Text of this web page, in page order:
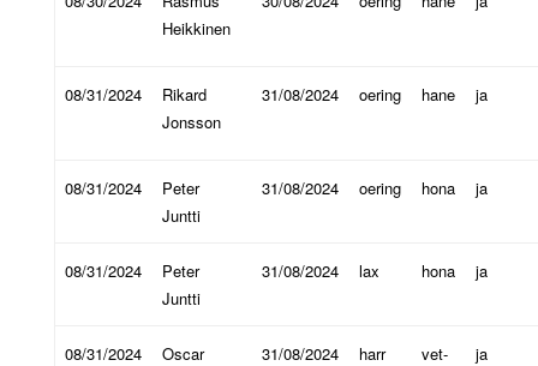
Heikkinen
08/31/2024
Rikard
Jonsson
31/08/2024 oering hane ja
08/31/2024
Peter
Juntti
31/08/2024 oering hona ja
08/31/2024
Peter
Juntti
31/08/2024 lax hona ja
08/31/2024
Oscar
31/08/2024 harr
vet-
ja